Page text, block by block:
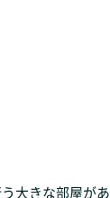
大きな部屋があ